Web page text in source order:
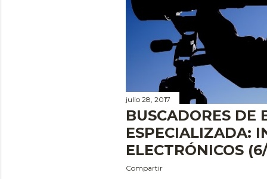
julio 28, 2017
BUSCADORES DE
ESPECIALIZADA:
ELECTRÓNICOS
Compartir